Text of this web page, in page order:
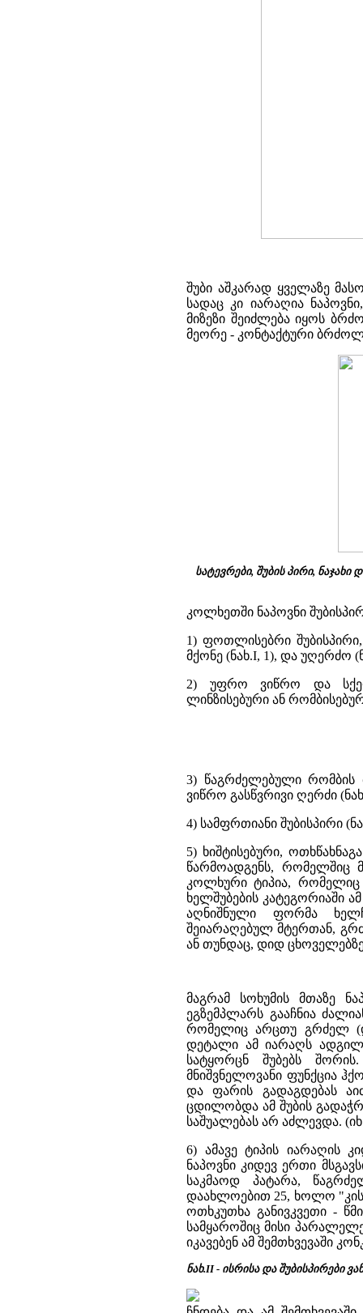
შუბი აშკარად ყველაზე
სადაც კი იარაღია
მიზეზი შეიძლება იყოს
მეორე - კონტაქტური
სატევრები, შუბის პირი, ნაჯახი
კოლხეთში ნაპოვნი
1) ფოთლისებრი
მქონე (ნახ.I, 1), და უღერძო
2) უფრო ვიწრო და
ლინზისებური ან
3) წაგრძელებული რომბის
ვიწრო გასწვრივი ღერძი
4) სამფრთიანი შუბისპირი
5) ხიშტისებური,
წარმოადგენს, რომელშიც
კოლხური ტიპია, რომელიც
ხელშუბების კატეგორიაში
აღნიშნული ფორმა
შეიარაღებულ მტერთან,
ან თუნდაც, დიდ
მაგრამ სოხუმის მთაზე
ეგზემპლარს გააჩნია
რომელიც არცთუ გრძელ
დეტალი ამ იარაღს
სატყორცნ შუბებს
მნიშვნელოვანი ფუნქცია
და ფარის გადაგდებას
ცდილობდა ამ შუბის
საშუალებას არ აძლევდა.
6) ამავე ტიპის იარაღის
ნაპოვნი კიდევ ერთი
საკმაოდ პატარა,
დაახლოებით 25, ხოლო
ოთხკუთხა განივკვეთი -
სამყაროშიც მისი
იკავებენ ამ შემთხვევაში
ნახ.II - ისრისა და შუბისპირები